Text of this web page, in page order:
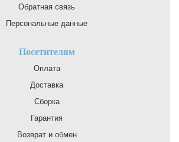
Обратная связь
Персональные данные
Посетителям
Оплата
Доставка
Сборка
Гарантия
Возврат и обмен